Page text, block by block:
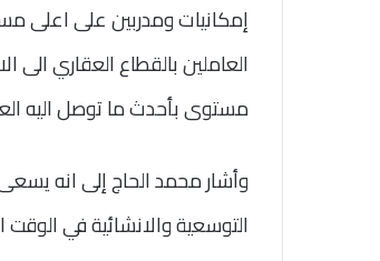
إمكانيات ومدربين على اعلى
العاملين بالقطاع العقاري الى
مستوى بأحدث ما توصل اليه
وأشار محمد الحاج إلى انه
التوسعية والانشائية في الوقت